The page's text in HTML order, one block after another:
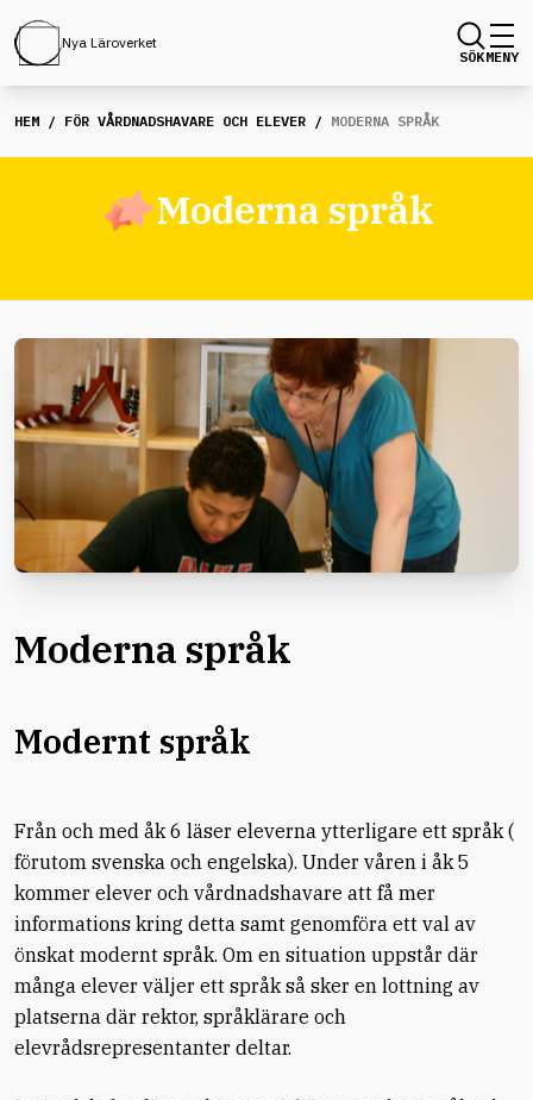
Nya Läroverket
SÖKMENY
HEM / FÖR VÅRDNADSHAVARE OCH ELEVER / MODERNA SPRÅK
Moderna språk
Moderna språk
Modernt språk
Från och med åk 6 läser eleverna ytterligare ett språk (
förutom svenska och engelska). Under våren i åk 5
kommer elever och vårdnadshavare att få mer
informations kring detta samt genomföra ett val av
önskat modernt språk. Om en situation uppstår där
många elever väljer ett språk så sker en lottning av
platserna där rektor, språklärare och
elevrådsrepresentanter deltar.